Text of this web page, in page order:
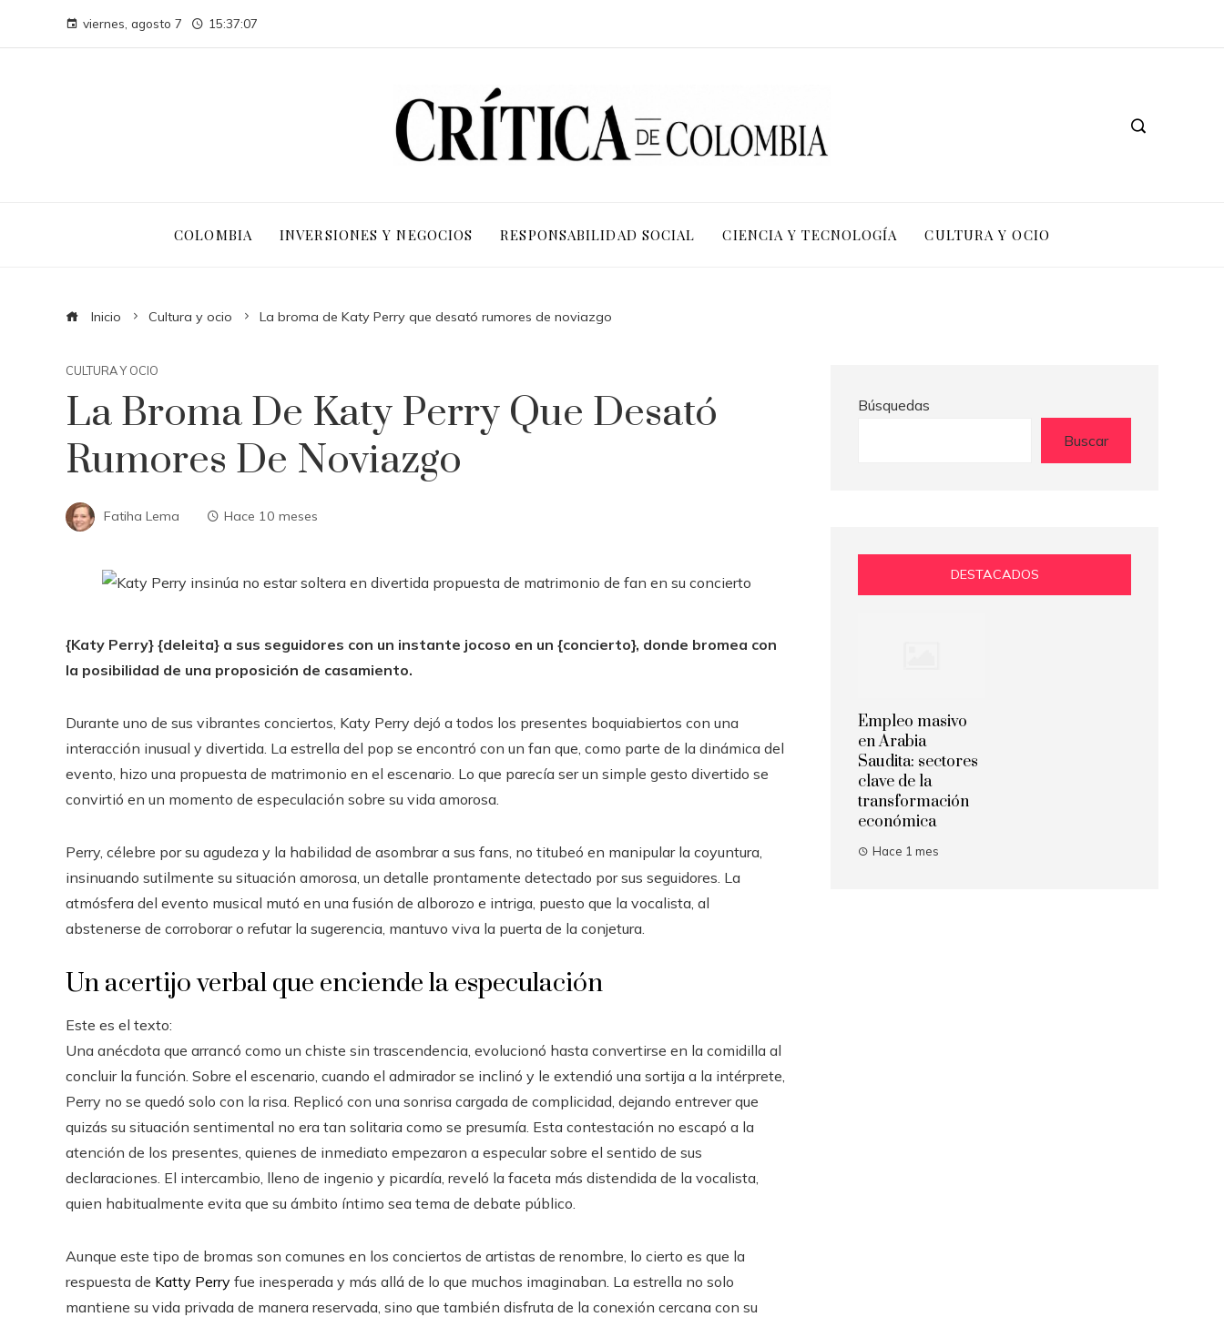
viernes, agosto 7 15:37:07
COLOMBIA INVERSIONES Y NEGOCIOS RESPONSABILIDAD SOCIAL CIENCIA Y TECNOLOGÍA CULTURA Y OCIO
Inicio Cultura y ocio La broma de Katy Perry que desató rumores de noviazgo
CULTURA Y OCIO
La Broma De Katy Perry Que Desató
Rumores De Noviazgo
Fatiha Lema Hace 10 meses
{Katy Perry} {deleita} a sus seguidores con un instante jocoso en un {concierto}, donde bromea con
la posibilidad de una proposición de casamiento.
Durante uno de sus vibrantes conciertos, Katy Perry dejó a todos los presentes boquiabiertos con una
interacción inusual y divertida. La estrella del pop se encontró con un fan que, como parte de la dinámica del
evento, hizo una propuesta de matrimonio en el escenario. Lo que parecía ser un simple gesto divertido se
convirtió en un momento de especulación sobre su vida amorosa.
Perry, célebre por su agudeza y la habilidad de asombrar a sus fans, no titubeó en manipular la coyuntura,
insinuando sutilmente su situación amorosa, un detalle prontamente detectado por sus seguidores. La
atmósfera del evento musical mutó en una fusión de alborozo e intriga, puesto que la vocalista, al
abstenerse de corroborar o refutar la sugerencia, mantuvo viva la puerta de la conjetura.
Un acertijo verbal que enciende la especulación
Este es el texto:
Una anécdota que arrancó como un chiste sin trascendencia, evolucionó hasta convertirse en la comidilla al
concluir la función. Sobre el escenario, cuando el admirador se inclinó y le extendió una sortija a la intérprete,
Perry no se quedó solo con la risa. Replicó con una sonrisa cargada de complicidad, dejando entrever que
quizás su situación sentimental no era tan solitaria como se presumía. Esta contestación no escapó a la
atención de los presentes, quienes de inmediato empezaron a especular sobre el sentido de sus
declaraciones. El intercambio, lleno de ingenio y picardía, reveló la faceta más distendida de la vocalista,
quien habitualmente evita que su ámbito íntimo sea tema de debate público.
Aunque este tipo de bromas son comunes en los conciertos de artistas de renombre, lo cierto es que la
respuesta de Katty Perry fue inesperada y más allá de lo que muchos imaginaban. La estrella no solo
mantiene su vida privada de manera reservada, sino que también disfruta de la conexión cercana con su
Búsquedas
Buscar
DESTACADOS
Empleo masivo
en Arabia
Saudita: sectores
clave de la
transformación
económica
Hace 1 mes